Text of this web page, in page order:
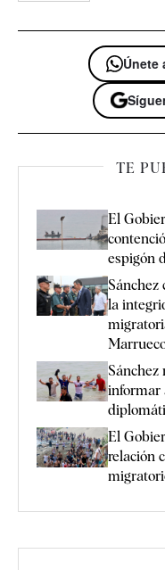
Únete
TE
El
espigón
Sánchez
la
Sánchez
informar
El
relación